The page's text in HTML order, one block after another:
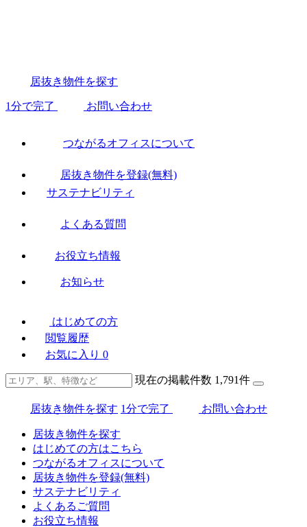
居抜き物件を探す
1分で完了 お問い合わせ
つながるオフィスについて
居抜き物件を登録(無料)
サステナビリティ
よくある質問
お役立ち情報
お知らせ
はじめての方
閲覧履歴
お気に入り 0
現在の掲載件数 1,791件
居抜き物件を探す 1分で完了 お問い合わせ
居抜き物件を探す
はじめての方はこちら
つながるオフィスについて
居抜き物件を登録(無料)
サステナビリティ
よくあるご質問
お役立ち情報